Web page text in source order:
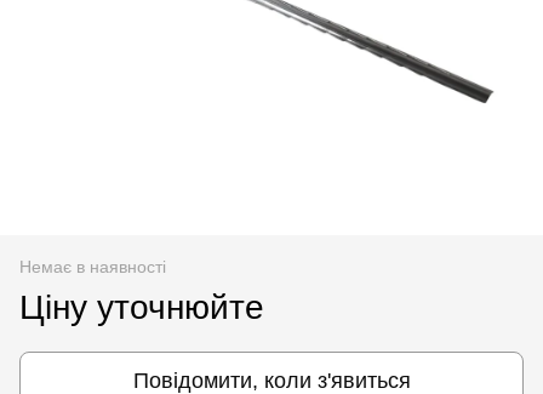
Немає в наявності
Ціну уточнюйте
Повідомити, коли з'явиться